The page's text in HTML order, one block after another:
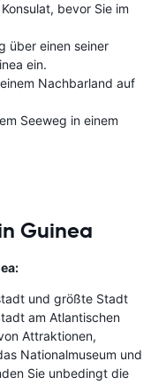
bevor Sie im
über einen seiner
ein.
Nachbarland auf
Seeweg in einem
Guinea
und größte Stadt
am Atlantischen
Attraktionen,
Nationalmuseum und
Sie unbedingt die